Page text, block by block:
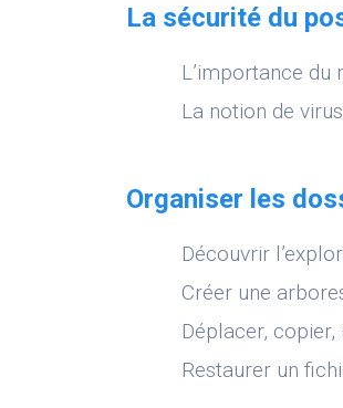
La sécurité du
L’importance
La notion de
Organiser les
Découvrir
Créer une
Déplacer,
Restaurer un